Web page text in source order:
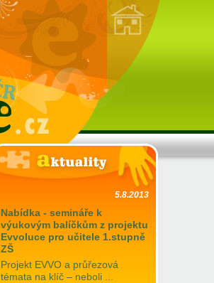
5.8.2013
Nabídka - semináře k
výukovým balíčkům z projektu
Evvoluce pro učitele 1.stupně
ZŠ
Projekt EVVO a průřezová
témata na klíč – neboli ...